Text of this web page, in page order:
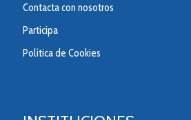
Contacta con nosotros
Participa
Política de Cookies